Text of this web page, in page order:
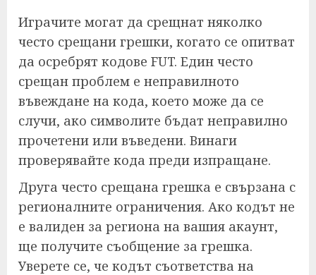
Играчите могат да срещнат няколко
често срещани грешки, когато се опитват
да осребрят кодове FUT. Един често
срещан проблем е неправилното
въвеждане на кода, което може да се
случи, ако символите бъдат неправилно
прочетени или въведени. Винаги
проверявайте кода преди изпращане.
Друга често срещана грешка е свързана с
регионалните ограничения. Ако кодът не
е валиден за региона на вашия акаунт,
ще получите съобщение за грешка.
Уверете се, че кодът съответства на